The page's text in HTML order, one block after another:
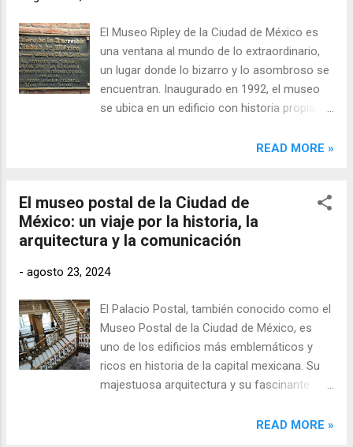
El Museo Ripley de la Ciudad de México es
una ventana al mundo de lo extraordinario,
un lugar donde lo bizarro y lo asombroso se
encuentran. Inaugurado en 1992, el museo
se ubica en un edificio con historia propia:
años 70. Originalmente, este inmueble fue
en la dinámica de la ciudad, se convirtió en la
sede ideal para uno de los museos más
peculiares de la capital.
READ MORE »
El museo postal de la Ciudad de
México: un viaje por la historia, la
arquitectura y la comunicación
- agosto 23, 2024
El Palacio Postal, también conocido como el
Museo Postal de la Ciudad de México, es
uno de los edificios más emblemáticos y
ricos en historia de la capital mexicana. Su
majestuosa arquitectura y su fascinante
obligatorio para quienes desean conocer
READ MORE »